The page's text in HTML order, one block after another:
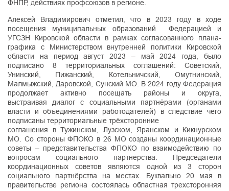
ФНПР, действиях профсоюзов в регионе.
Алексей Владимирович отметил, что в 2023 году в ходе
посещения муниципальных образований Федерацией и
УГСЗН Кировской области в рамках согласованного плана-
графика с Министерством внутренней политики Кировской
области на период август 2023 – май 2024 года, было
подписано 8 территориальных соглашений: Советский,
Унинский, Пижанский, Котельничский, Омутнинский,
Малмыжский, Даровской, Сунский МО. В 2024 году Федерация
продолжает активно посещать районы и округа,
выстраивая диалог с социальными партнёрами (органами
власти и объединениями работодателей) в следствие чего
подписаны территориальные трёхсторонние
соглашения в Тужинском, Лузском, Яранском и Кикнурском
МО. Со стороны ФПОКО в 26 МО созданы координационные
советы – представительства ФПОКО по взаимодействию по
вопросам социального партнёрства. Председатели
координационных советов являются одной из 3 сторон
социального партнёрства на местах. Буквально 20 мая в
правительстве региона состоялась областная трехсторонняя